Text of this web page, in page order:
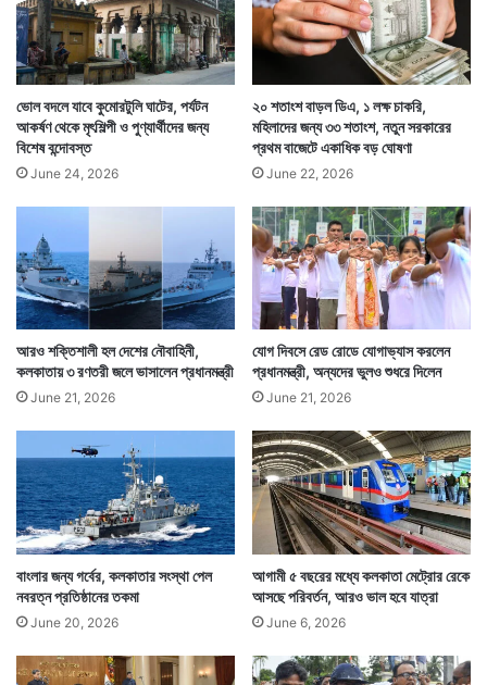
ভোল বদলে যাবে কুমোরটুলি ঘাটের, পর্যটন
আকর্ষণ থেকে মৃৎশিল্পী ও পুণ্যার্থীদের জন্য
বিশেষ বন্দোবস্ত
June 24, 2026
২০ শতাংশ বাড়ল ডিএ, ১ লক্ষ চাকরি,
মহিলাদের জন্য ৩৩ শতাংশ, নতুন সরকারের
প্রথম বাজেটে একাধিক বড় ঘোষণা
June 22, 2026
আরও শক্তিশালী হল দেশের নৌবাহিনী,
কলকাতায় ৩ রণতরী জলে ভাসালেন প্রধানমন্ত্রী
June 21, 2026
যোগ দিবসে রেড রোডে যোগাভ্যাস করলেন
প্রধানমন্ত্রী, অন্যদের ভুলও শুধরে দিলেন
June 21, 2026
বাংলার জন্য গর্বের, কলকাতার সংস্থা পেল
নবরত্ন প্রতিষ্ঠানের তকমা
June 20, 2026
আগামী ৫ বছরের মধ্যে কলকাতা মেট্রোর রেকে
আসছে পরিবর্তন, আরও ভাল হবে যাত্রা
June 6, 2026